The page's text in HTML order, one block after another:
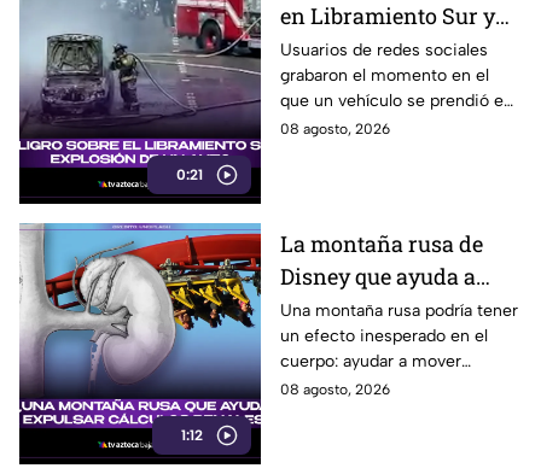
0:21
en Libramiento Sur y
ocasiona fuerte tráfico
en Tijuana este sábado;
cerca de 5 y 10
Usuarios de redes sociales
grabaron el momento en el
que un vehículo se prendió en
llamas sobre el Libramiento, lo
08 agosto, 2026
1:12
La montaña rusa de
Disney que ayuda a
expulsar cálculos
renales, según estudio
Una montaña rusa podría tener
un efecto inesperado en el
cuerpo: ayudar a mover
pequeños cálculos renales
08 agosto, 2026